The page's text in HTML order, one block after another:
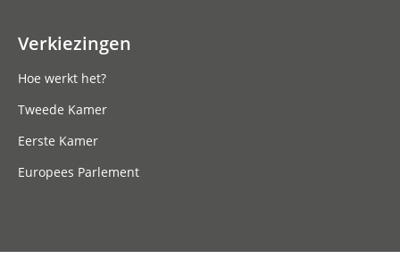
Verkiezingen
Hoe werkt het?
Tweede Kamer
Eerste Kamer
Europees Parlement